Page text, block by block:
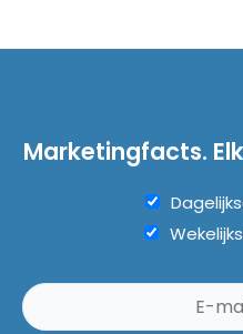
Marketingfacts.